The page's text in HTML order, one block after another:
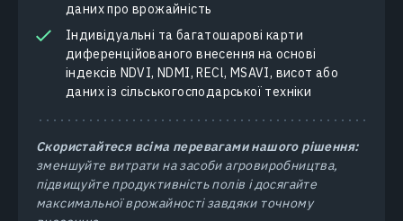
даних про врожайність
Індивідуальні та багатошарові карти
диференційованого внесення на основі
індексів NDVI, NDMI, RECl, MSAVI, висот або
даних із сільськогосподарської техніки
Скористайтеся всіма перевагами нашого рішення:
зменшуйте витрати на засоби агровиробництва,
підвищуйте продуктивність полів і досягайте
максимальної врожайності завдяки точному